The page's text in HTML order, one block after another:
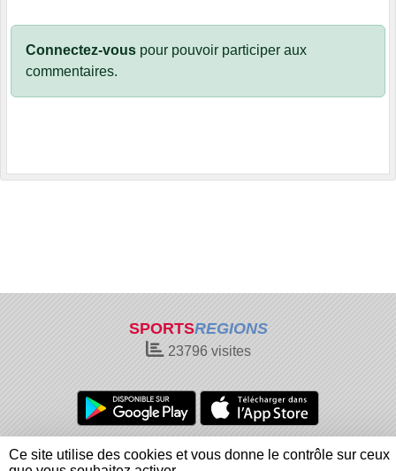
Connectez-vous pour pouvoir participer aux
commentaires.
SPORTSREGIONS
23796visites
Charte cookies
Gestion des cookies
Ce site utilise des cookies et vous donne le contrôle sur ceux